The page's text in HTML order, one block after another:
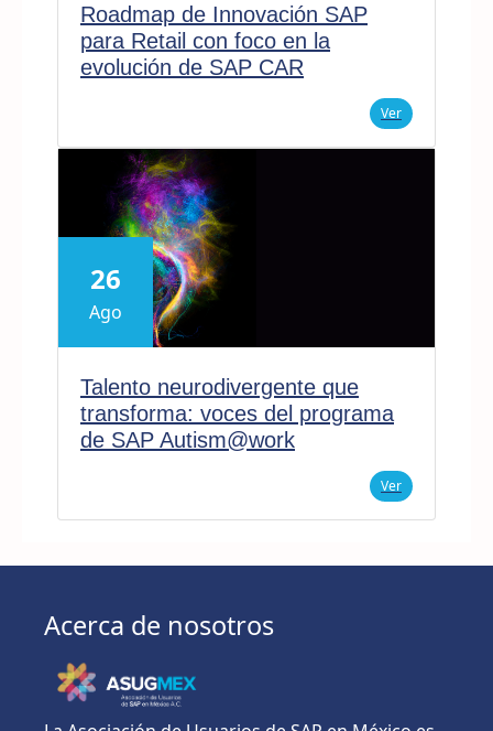
Roadmap de Innovación SAP
para Retail con foco en la
evolución de SAP CAR
Ver
26
Ago
Talento neurodivergente que
transforma: voces del programa
de SAP Autism@work
Ver
Acerca de nosotros